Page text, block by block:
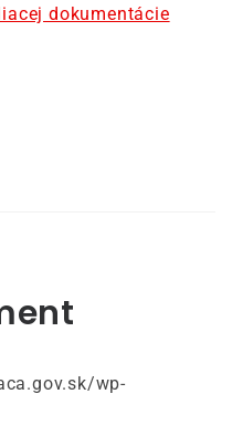
dokumentácie
wp-